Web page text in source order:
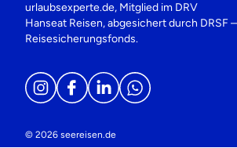
urlaubsexperte.de, Mitglied im DRV
Hanseat Reisen, abgesichert durch
Reisesicherungsfonds.
© 2026 seereisen.de